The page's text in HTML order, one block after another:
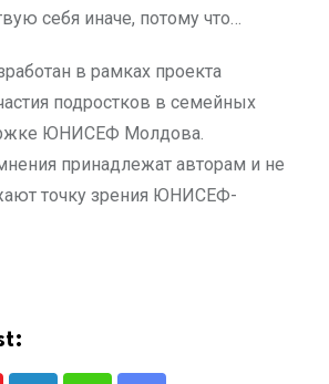
себя иначе, потому что…
в рамках проекта
подростков в семейных
ЮНИСЕФ Молдова.
принадлежат авторам и не
точку зрения ЮНИСЕФ-